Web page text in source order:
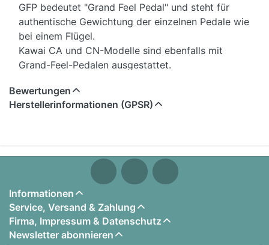
GFP bedeutet "Grand Feel Pedal" und steht für
authentische Gewichtung der einzelnen Pedale wie
bei einem Flügel.
Kawai CA und CN-Modelle sind ebenfalls mit
Grand-Feel-Pedalen ausgestattet.
Merkmale:
• Pedale in silberner Ausführung
• Spezieller DIN-Stecker
• Halb-Pedal fähig
•transportabel
• praktisch überall einsetzbar, auch ohnen festen
Holzständer
Bewertungen
Herstellerinformationen (GPSR)
Informationen
Service, Versand & Zahlung
Firma, Impressum & Datenschutz
Newsletter abonnieren